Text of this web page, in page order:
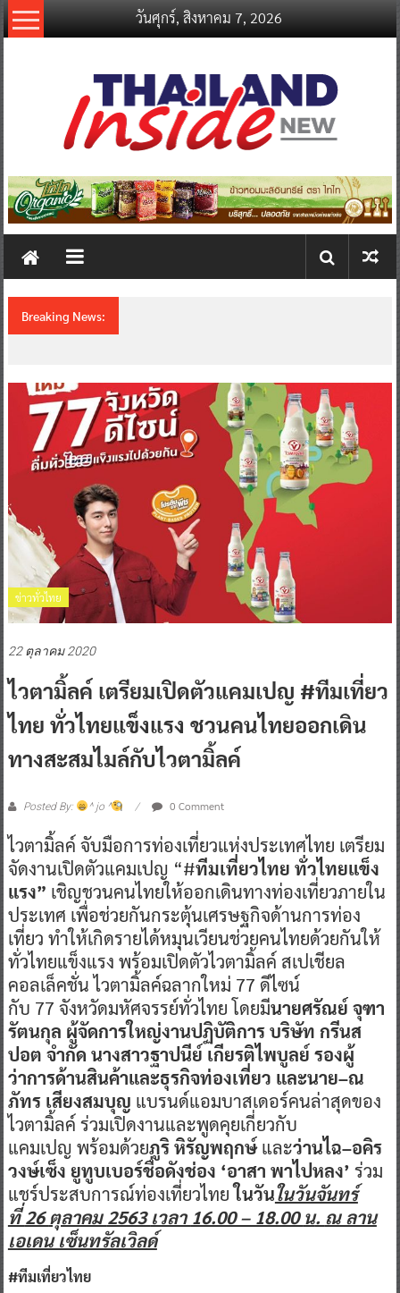
Skip
to
วันศุกร์, สิงหาคม 7, 2026
thailandinsidenew.com
Thailand
New
Breaking News:
ไทยสู่ศูนย์กลางอาเซียน
22 ตุลาคม 2020
ไวตามิ้ลค์ เตรียมเปิดตัวแคมเปญ #ทีมเที่ยว
ไทย ทั่วไทยแข็งแรง ชวนคนไทยออกเดิน
ทางสะสมไมล์กับไวตามิ้ลค์
Posted By: ^ jo ^ 0 Comment
ไวตามิ้ลค์ จับมือการท่องเที่ยวแห่งประเทศไทย เตรียม
จัดงานเปิดตัวแคมเปญ “#ทีมเที่ยวไทย ทั่วไทยแข็ง
แรง”เชิญชวนคนไทยให้ออกเดินทางท่องเที่ยวภายใน
ประเทศ เพื่อช่วยกันกระตุ้นเศรษฐกิจด้านการท่อง
เที่ยว ทำให้เกิดรายได้หมุนเวียนช่วยคนไทยด้วยกันให้
ทั่วไทยแข็งแรง พร้อมเปิดตัวไวตามิ้ลค์ สเปเชียล
คอลเล็คชั่น ไวตามิ้ลค์ฉลากใหม่ 77 ดีไซน์
กับ 77 จังหวัดมหัศจรรย์ทั่วไทยโดยมีนายศรัณย์ จุฑา
รัตนกุล ผู้จัดการใหญ่งานปฏิบัติการบริษัท กรีนส
ปอต จำกัดนางสาวฐาปนีย์ เกียรติไพบูลย์ รองผู้
ว่าการด้านสินค้าและธุรกิจท่องเที่ยว และ
นาย–
ภัทร เสียงสมบุญแบรนด์แอมบาสเดอร์คนล่าสุดของ
ไวตามิ้ลค์ร่วมเปิดงานและพูดคุยเกี่ยวกับ
แคมเปญพร้อมด้วยภูริ หิรัญพฤกษ์และว่านไฉ–อคิร
วงษ์เซ็ง ยูทูบเบอร์ชื่อดังช่อง‘อาสา พาไปหลง’ร่วม
แชร์ประสบการณ์ท่องเที่ยวไทยในวันในวันจันทร์
ที่26ตุลาคม2563เวลา
เอเดน เซ็นทรัลเวิลด์